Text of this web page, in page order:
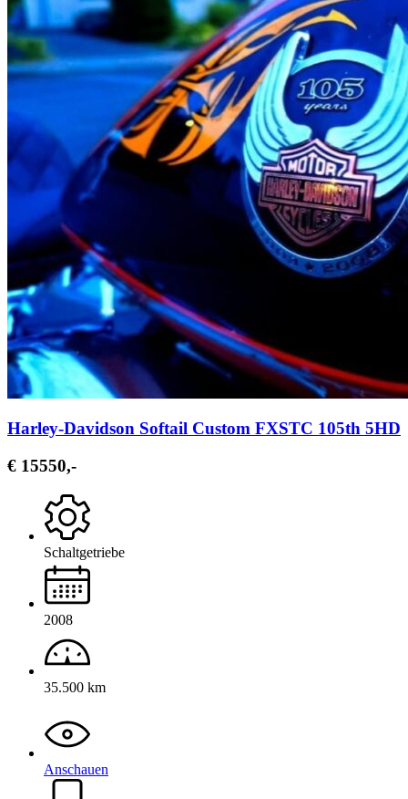
Harley-Davidson Softail Custom FXSTC 105th 5HD
€ 15550,-
Schaltgetriebe
2008
35.500 km
Anschauen